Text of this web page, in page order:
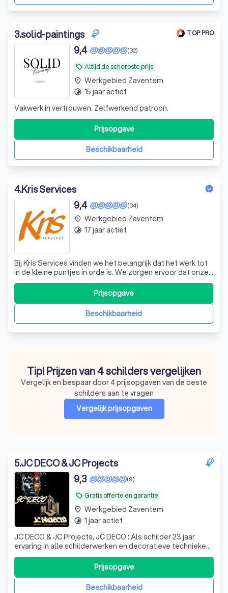
3.solid-paintings TOP PRO
local_offer Altijd de scherpste prijs
(32)
9,4
Vakwerk in vertrouwen. Zelfwerkend patroon.
Beschikbaarheid
Prijsopgave
place Werkgebied Zaventem
timelapse 15 jaar actief
4.Kris Services
(34)
9,4
Bij Kris Services vinden we het belangrijk dat het werk tot
in de kleine puntjes in orde is. We zorgen ervoor dat onze
klanten maximaal van het resultaat kunnen genieten.
Beschikbaarheid
Prijsopgave
place Werkgebied Zaventem
timelapse 17 jaar actief
Tip! Prijzen van 4 schilders vergelijken
Vergelijk en bespaar door 4 prijsopgaven van de beste
schilders aan te vragen
Vergelijk prijsopgaven
5.JC DECO & JC Projects
local_offer Gratis offerte en garantie
(9)
9,3
JC DECO & JC Projects, JC DECO : Als schilder 23 jaar
ervaring in alle schilderwerken en decoratieve technieken.
U kan bij ons terecht voor de standaard schilderwerken,
maar ook voor Mortex, kalkverf en kalei werken,
microcement, Venitiaanse stucco,... Wij plaatsen tevens
ook parket en klikvinyl,Beschikbaarheid
Prijsopgave
place Werkgebied Zaventem
timelapse 1 jaar actief